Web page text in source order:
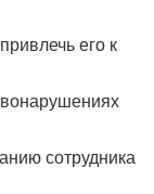
его к
сотрудника